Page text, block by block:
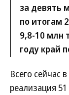
за девять
по итогам
9,8-10 млн
году край
Всего сейчас
реализация